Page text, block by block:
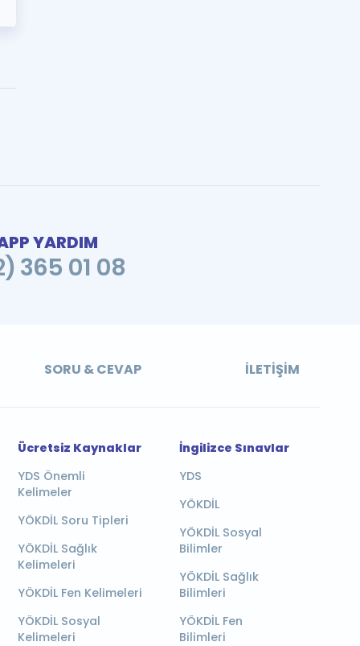
YARDIM
365 01 08
SORU & CEVAP İLETIŞIM
Ücretsiz Kaynaklar
YDS Önemli
Kelimeler
YÖKDİL Soru Tipleri
YÖKDİL Sağlık
Kelimeleri
YÖKDİL Fen Kelimeleri
YÖKDİL Sosyal
Kelimeleri
İngilizce Sınavlar
YDS
YÖKDİL
YÖKDİL Sosyal
Bilimler
YÖKDİL Sağlık
Bilimleri
YÖKDİL Fen
Bilimleri